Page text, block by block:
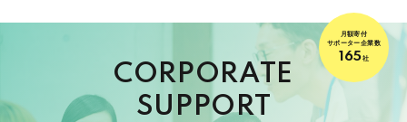
CORPORATE
SUPPORT
月額寄付
サポーター企業数
165社